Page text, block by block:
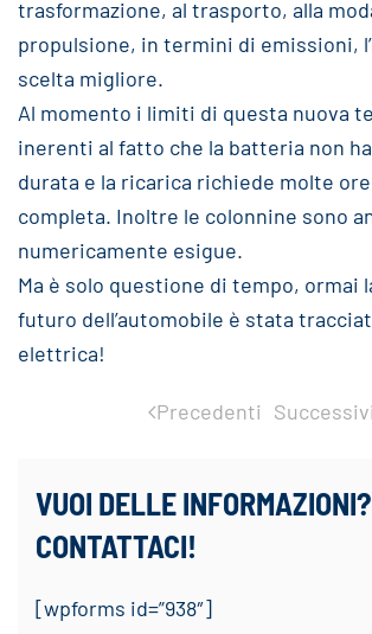
trasformazione, al trasporto, alla
propulsione, in termini di emissioni,
scelta migliore.
Al momento i limiti di questa nuova
inerenti al fatto che la batteria non
durata e la ricarica richiede molte
completa. Inoltre le colonnine sono
numericamente esigue.
Ma è solo questione di tempo, ormai
futuro dell’automobile è stata
elettrica!
Precedenti Successivi
VUOI DELLE INFORMAZIONI?
CONTATTACI!
[wpforms id=”938″]